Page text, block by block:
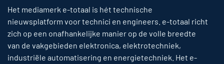
Het mediamerk e-totaal is hét technische
nieuwsplatform voor technici en engineers. e-totaal richt
zich op een onafhankelijke manier op de volle breedte
van de vakgebieden elektronica, elektrotechniek,
industriële automatisering en energietechniek. Het e-